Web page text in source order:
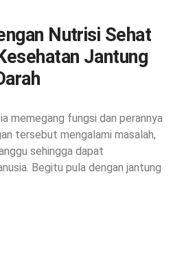
Nutrisi Sehat
Jantung
memegang fungsi dan perannya
tersebut mengalami masalah,
sehingga dapat
Begitu pula dengan jantung